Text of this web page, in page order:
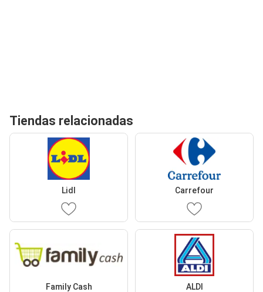
Tiendas relacionadas
Lidl Carrefour
Family Cash ALDI